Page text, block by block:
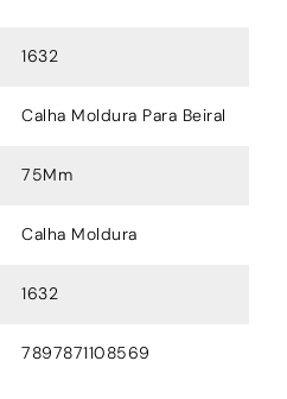
1632
Calha Moldura Para Beiral
75Mm
Calha Moldura
1632
7897871108569